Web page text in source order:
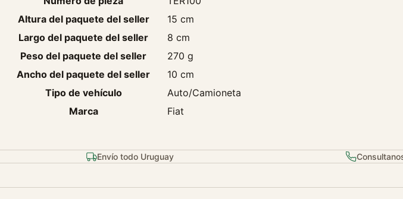
Altura del paquete del seller
15 cm
Largo del paquete del seller
8 cm
Peso del paquete del seller
270 g
Ancho del paquete del seller
10 cm
Tipo de vehículo
Auto/Camioneta
Marca
Fiat
Envío todo Uruguay